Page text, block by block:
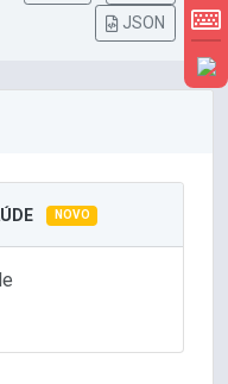
JSON
NOVO